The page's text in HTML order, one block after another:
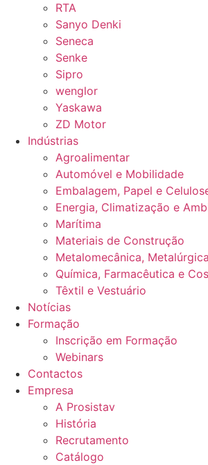
RTA
Sanyo Denki
Seneca
Senke
Sipro
wenglor
Yaskawa
ZD Motor
Indústrias
Agroalimentar
Automóvel e Mobilidade
Embalagem, Papel e
Energia, Climatização e
Marítima
Materiais de Construção
Metalomecânica,
Química, Farmacêutica e
Têxtil e Vestuário
Notícias
Formação
Inscrição em Formação
Webinars
Contactos
Empresa
A Prosistav
História
Recrutamento
Catálogo